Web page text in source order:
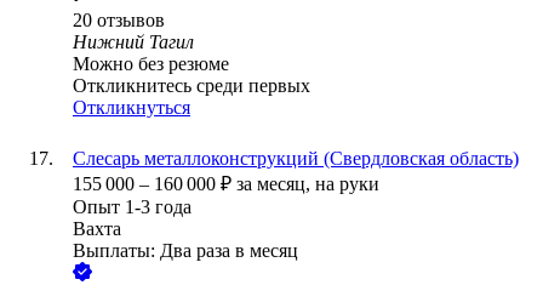
20 отзывов
Нижний Тагил
Можно без резюме
Откликнитесь среди первых
Откликнуться
Слесарь металлоконструкций (Свердловская область)
155 000 – 160 000 ₽ за месяц, на руки
Опыт 1-3 года
Вахта
Выплаты: Два раза в месяц